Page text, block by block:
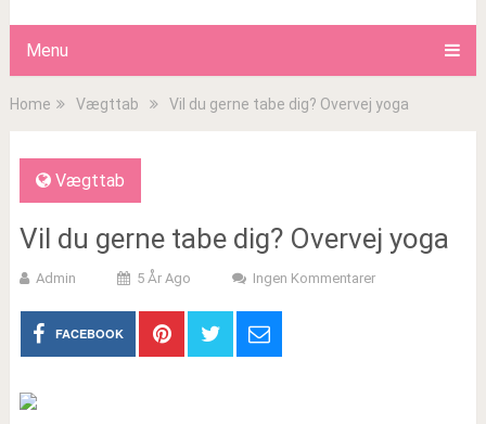
Menu
Home Vægttab Vil du gerne tabe dig? Overvej yoga
Vægttab
Vil du gerne tabe dig? Overvej yoga
Admin 5 År Ago Ingen Kommentarer
FACEBOOK